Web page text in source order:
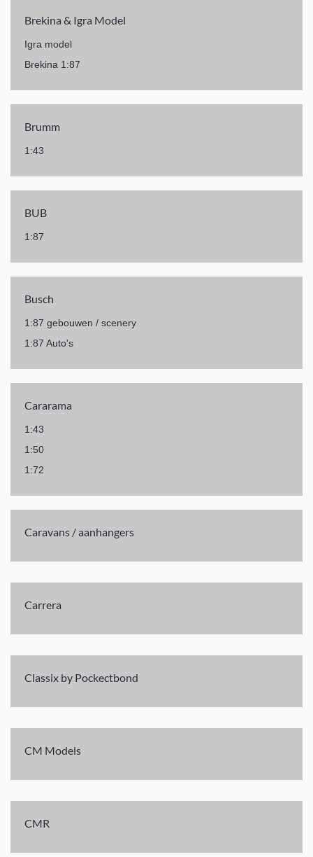
Brekina & Igra Model
Igra model
Brekina 1:87
Brumm
1:43
BUB
1:87
Busch
1:87 gebouwen / scenery
1:87 Auto's
Cararama
1:43
1:50
1:72
Caravans / aanhangers
Carrera
Classix by Pockectbond
CM Models
CMR